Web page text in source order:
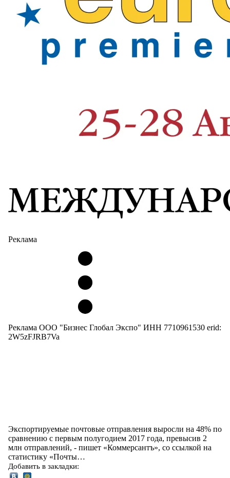
Реклама
Реклама ООО "Бизнес Глобал Экспо" ИНН 7710961530 erid:
2W5zFJRB7Va
Экспортируемые почтовые отправления выросли на 48% по
сравнению с первым полугодием 2017 года, превысив 2
млн отправлений, - пишет «Коммерсантъ», со ссылкой на
статистику «Почты…
Добавить в закладки: